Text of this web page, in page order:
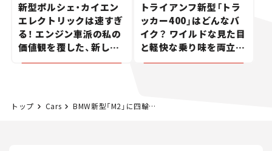
新型ポルシェ・カイエン
エレクトリックは速すぎ
る！ エンジン車派の私の
価値観を覆した、新しい
ポルシェの走り。
トライアンフ新型「トラ
ッカー400」はどんなバ
イク？ ワイルドな見た目
と軽快な乗り味を両立し
た400ccフラットトラッ
トップ Cars BMW新型「M2」に四輪駆動モデルが追加！ 0-100km/h加速3.4秒の「M xDrive」 が登場【新車ニュース】